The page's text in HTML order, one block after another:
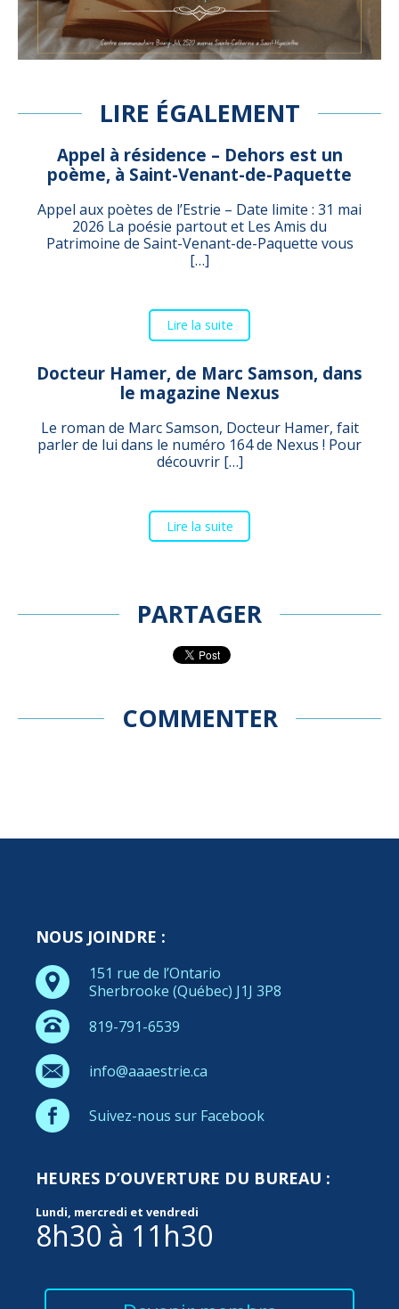
LIRE ÉGALEMENT
Appel à résidence – Dehors est un
poème, à Saint-Venant-de-Paquette
Appel aux poètes de l’Estrie – Date limite : 31 mai
2026 La poésie partout et Les Amis du
Patrimoine de Saint-Venant-de-Paquette vous
[…]
Lire la suite
Docteur Hamer, de Marc Samson, dans
le magazine Nexus
Le roman de Marc Samson, Docteur Hamer, fait
parler de lui dans le numéro 164 de Nexus ! Pour
découvrir […]
Lire la suite
PARTAGER
COMMENTER
NOUS JOINDRE :
151 rue de l’Ontario
Sherbrooke (Québec) J1J 3P8
819-791-6539
info@aaaestrie.ca
Suivez-nous sur Facebook
HEURES D’OUVERTURE DU BUREAU :
Lundi, mercredi et vendredi
8h30 à 11h30